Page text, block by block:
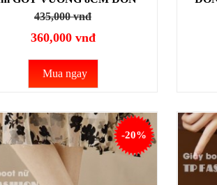
GIẢN GBN13402
435,000 vnđ
360,000 vnđ
Mua ngay
-20%